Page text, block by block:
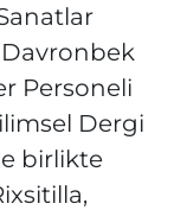
Personeli
Dergi
birlikte